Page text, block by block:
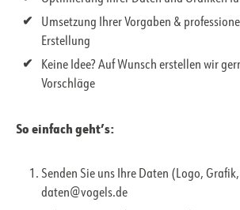
Umsetzung Ihrer Vorgaben &
Erstellung
Keine Idee? Auf Wunsch erstellen wir
Vorschläge
So einfach geht’s:
Senden Sie uns Ihre Daten (Logo,
daten@vogels.de